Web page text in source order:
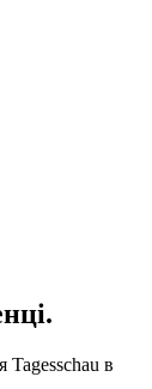
Tagesschau в